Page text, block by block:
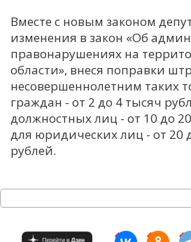
М
Н
Вместе с новым законом
изменения в закон «Об
правонарушениях на
области», внеся поправки
несовершеннолетним таких
граждан - от 2 до 4 тысяч
должностных лиц - от 10 до
для юридических лиц - от 20
рублей.